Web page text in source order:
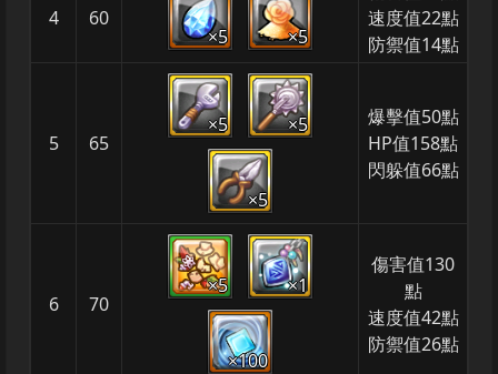
4 60
×5 ×5
速度值22點
防禦值14點
5 65
×5 ×5
×5
爆擊值50點
HP值158點
閃躲值66點
6 70
×5 ×1
×100
傷害值130
點
速度值42點
防禦值26點